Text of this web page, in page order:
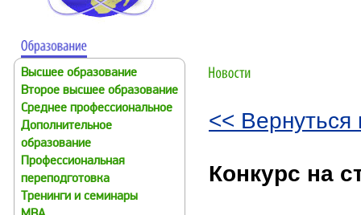
Высшее образование
Второе высшее образование
Среднее профессиональное
Дополнительное
образование
Профессиональная
переподготовка
Тренинги и семинары
<< Вернуться
Конкурс на